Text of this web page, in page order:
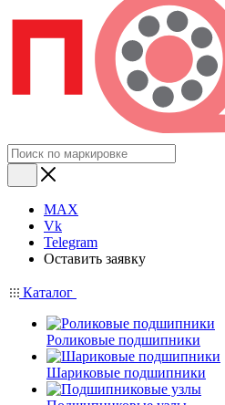
MAX
Vk
Telegram
Оставить заявку
Каталог
Роликовые подшипники
Шариковые подшипники